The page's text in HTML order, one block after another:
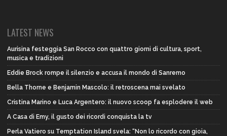
LATEST NEWS
Aurisina festeggia San Rocco con quattro giorni di cultura, sport,
musica e tradizioni
Eddie Brock rompe il silenzio e accusa il mondo di Sanremo
Bella Thorne e Benjamin Mascolo: il retroscena mai svelato
Cristina Marino e Luca Argentero: il nuovo scoop fa esplodere il web
A Casa di Emy, il gusto dei ricordi conquista la tv
Perla Vatiero su Temptation Island svela: “Non lo ricordo con gioia,